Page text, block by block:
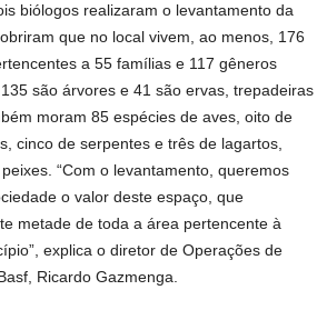
biólogos realizaram o levantamento da
que no local vivem, ao menos, 176
a 55 famílias e 117 gêneros
são árvores e 41 são ervas, trepadeiras
moram 85 espécies de aves, oito de
cinco de serpentes e três de lagartos,
“Com o levantamento, queremos
o valor deste espaço, que
metade de toda a área pertencente à
explica o diretor de Operações de
Ricardo Gazmenga.